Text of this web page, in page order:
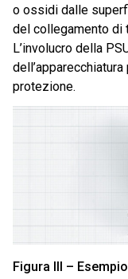
o ossidi dalle
del collegamento di
L’involucro della
protezione.
Figura III –